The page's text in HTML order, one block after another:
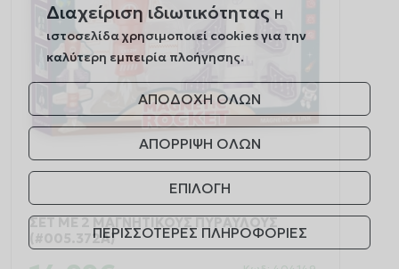
ΣΕΤ ΜΕ 2 ΜΑΓΝΗΤΙΚΟΥΣ ΠΥΡΑΥΛΟΥΣ
(#005.372A)
Διαχείριση ιδιωτικότητας Η
ιστοσελίδα χρησιμοποιεί cookies για την
καλύτερη εμπειρία πλοήγησης.
ΑΠΟΔΟΧΗ ΟΛΩΝ
ΑΠΟΡΡΙΨΗ ΟΛΩΝ
ΕΠΙΛΟΓΗ
ΠΕΡΙΣΣΟΤΕΡΕΣ ΠΛΗΡΟΦΟΡΙΕΣ